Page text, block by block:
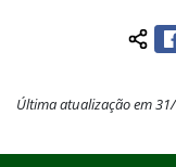
Última atualização em